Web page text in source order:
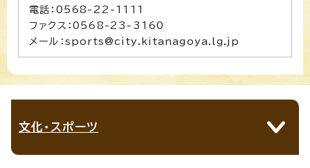
電話：0568-22-1111
ファクス：0568-23-3160
メール：sports@city.kitanagoya.lg.jp
文化・スポーツ